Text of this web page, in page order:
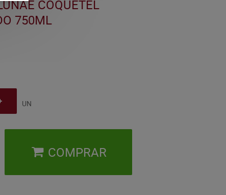
COQUETEL
750ML
UN
COMPRAR